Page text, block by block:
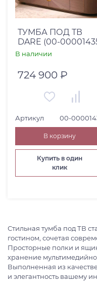
ТУМБА ПОД ТВ
DARE (00-
В наличии
724 900 ₽
Артикул 00-
В корзину
Купить в один
клик
Стильная тумба под ТВ
гостином, сочетая
Просторные полки и
хранение
Выполненная из
и элегантность вашему